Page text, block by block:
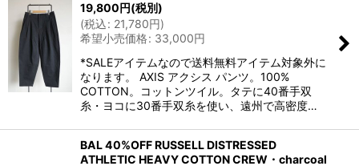
19,800円(税別)
(税込: 21,780円)
希望小売価格: 33,000円
*SALEアイテムなので送料無料アイテム対象外に
なります。 AXIS アクシス パンツ。100%
COTTON。コットンツイル。タテに40番手双
糸・ヨコに30番手双糸を使い、遠州で高密度…
BAL 40%OFF RUSSELL DISTRESSED
ATHLETIC HEAVY COTTON CREW・charcoal